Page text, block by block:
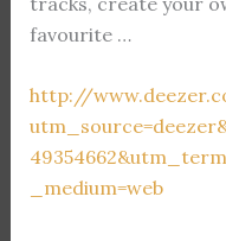
favourite …
http://
_medium=web